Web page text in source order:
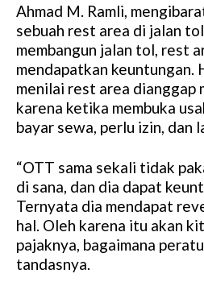
Ahmad M. Ramli,
sebuah rest area di jalan
membangun jalan tol, rest
mendapatkan keuntungan.
menilai rest area dianggap
karena ketika membuka
bayar sewa, perlu izin, dan
“OTT sama sekali tidak
di sana, dan dia dapat
Ternyata dia mendapat
hal. Oleh karena itu akan
pajaknya, bagaimana
tandasnya.